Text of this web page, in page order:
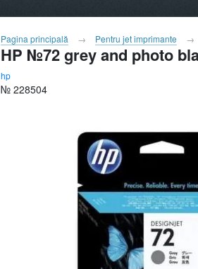
Pagina principală Pentru jet imprimante
HP №72 grey and photo
hp
№ 228504